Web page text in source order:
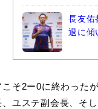
長友佑
退に傾
そ2ー0に終わった
、ユステ副会長、そ